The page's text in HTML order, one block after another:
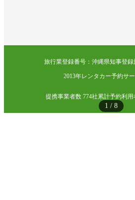
1 / 8
旅行業登録番号：沖縄県知事登録
2013年レンタカー予約サ
提携事業者数 774社累計予約利用